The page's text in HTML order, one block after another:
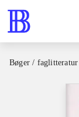
Bøger / faglitteratur